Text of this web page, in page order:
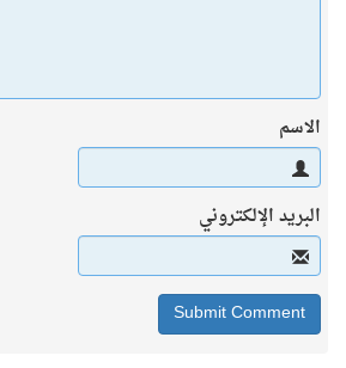
الاسم
البريد الإلكتروني